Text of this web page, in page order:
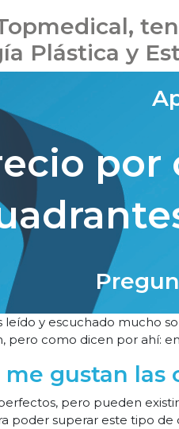
Plástica y
por
leído y escuchado mucho
pero como dicen por ahí:
me gustan las
pero pueden
poder superar este tipo